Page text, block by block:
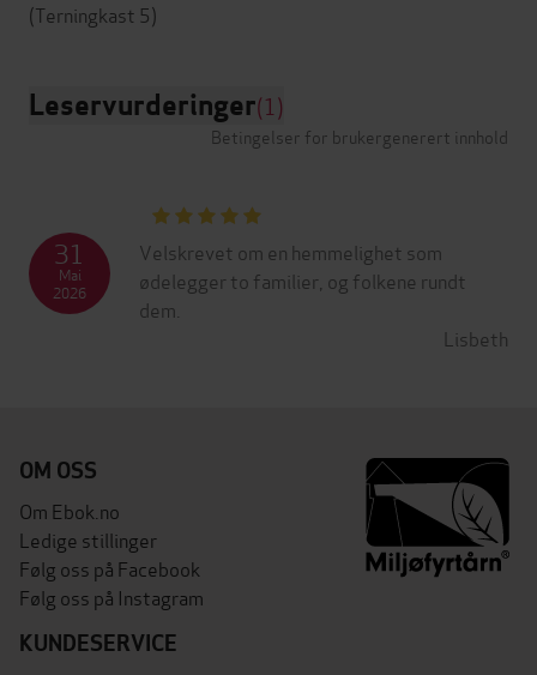
Leservurderinger(1)
Betingelser for brukergenerert innhold
Velskrevet om en hemmelighet som
ødelegger to familier, og folkene rundt
dem.
Lisbeth
31
Mai
2026
OM OSS
Om Ebok.no
Ledige stillinger
Følg oss på Facebook
Følg oss på Instagram
KUNDESERVICE